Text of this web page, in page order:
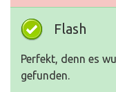
Flash
Perfekt, denn es
gefunden.